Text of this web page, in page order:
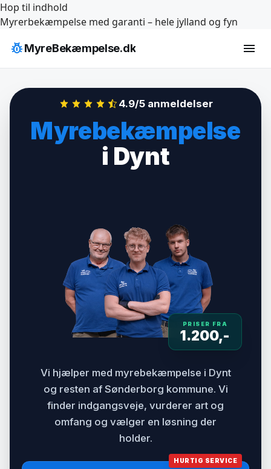
Hop til indhold
Myrerbekæmpelse med garanti – hele jylland og fyn
pest_controlMyreBekæmpelse.dk menu
4.9/5 anmeldelser
Myrebekæmpelse
i Dynt
PRISER FRA
1.200,-
Vi hjælper med myrebekæmpelse i Dynt
og resten af Sønderborg kommune. Vi
finder indgangsveje, vurderer art og
omfang og vælger en løsning der
holder.
HURTIG SERVICE